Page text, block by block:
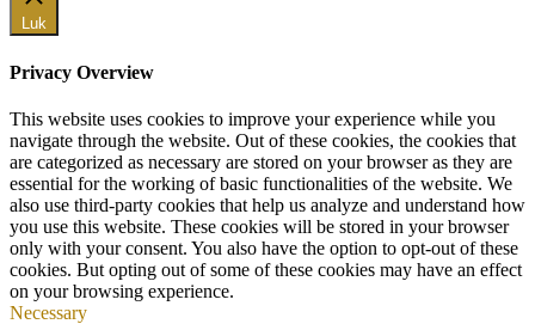
Luk
Privacy Overview
This website uses cookies to improve your experience while you
navigate through the website. Out of these cookies, the cookies that
are categorized as necessary are stored on your browser as they are
essential for the working of basic functionalities of the website. We
also use third-party cookies that help us analyze and understand how
you use this website. These cookies will be stored in your browser
only with your consent. You also have the option to opt-out of these
cookies. But opting out of some of these cookies may have an effect
on your browsing experience.
Necessary